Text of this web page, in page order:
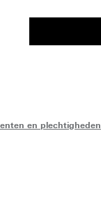
en plechtigheden